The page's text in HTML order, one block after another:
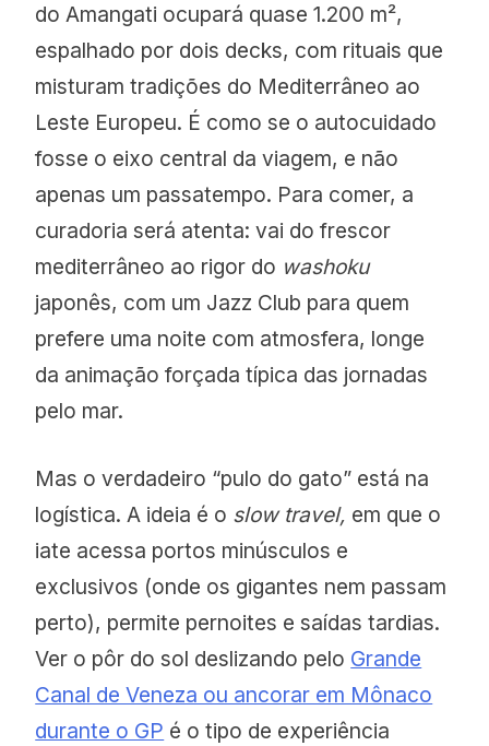
do Amangati ocupará quase 1.200 m²,
espalhado por dois decks, com rituais que
misturam tradições do Mediterrâneo ao
Leste Europeu. É como se o autocuidado
fosse o eixo central da viagem, e não
apenas um passatempo. Para comer, a
curadoria será atenta: vai do frescor
mediterrâneo ao rigor do washoku
japonês, com um Jazz Club para quem
prefere uma noite com atmosfera, longe
da animação forçada típica das jornadas
pelo mar.
Mas o verdadeiro “pulo do gato” está na
logística. A ideia é o slow travel, em que o
iate acessa portos minúsculos e
exclusivos (onde os gigantes nem passam
perto), permite pernoites e saídas tardias.
Ver o pôr do sol deslizando pelo Grande
Canal de Veneza ou ancorar em Mônaco
durante o GP é o tipo de experiência